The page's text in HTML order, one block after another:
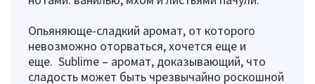
Опьяняюще-сладкий аромат, от которого
невозможно оторваться, хочется еще и
еще. Sublime – аромат, доказывающий, что
сладость может быть чрезвычайно роскошной